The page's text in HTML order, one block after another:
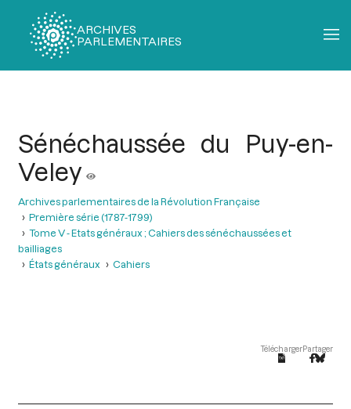
ARCHIVES
PARLEMENTAIRES
Sénéchaussée du Puy-en-
Veley
Archives parlementaires de la Révolution Française
Première série (1787-1799)
Tome V - Etats généraux ; Cahiers des sénéchaussées et
bailliages
États généraux
Cahiers
TéléchargerPartager